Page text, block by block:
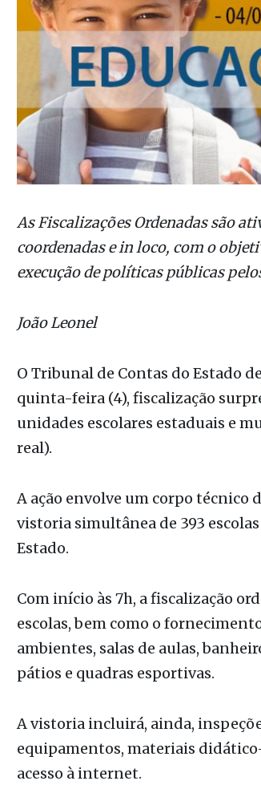
As Fiscalizações Ordenadas são
execução de políticas públicas
João Leonel
quinta-feira (4), fiscalização
unidades escolares estaduais e
real).
A ação envolve um corpo técnico
vistoria simultânea de 393
Estado.
escolas, bem como o
ambientes, salas de aulas,
pátios e quadras esportivas.